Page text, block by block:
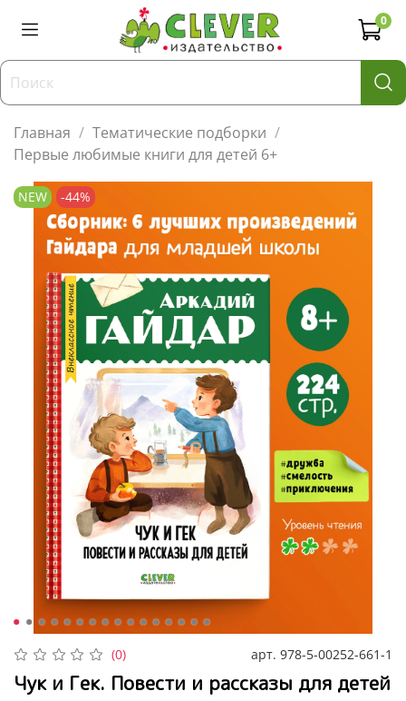
0
Главная
Тематические подборки
Первые любимые книги для детей 6+
NEW -44%
(0) арт. 978-5-00252-661-1
Чук и Гек. Повести и рассказы для детей